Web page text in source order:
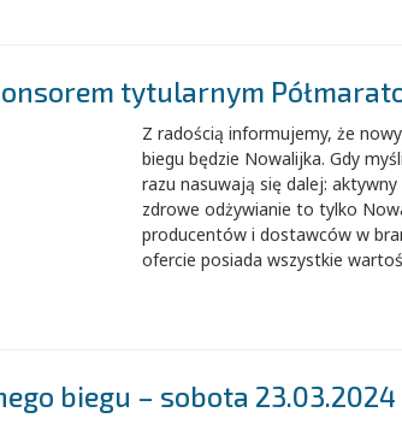
tytularnym
Z radością informujemy, że
biegu będzie Nowalijka. Gdy
razu nasuwają się dalej:
zdrowe odżywianie to tylko
producentów i dostawców w
ofercie posiada wszystkie
biegu – sobota